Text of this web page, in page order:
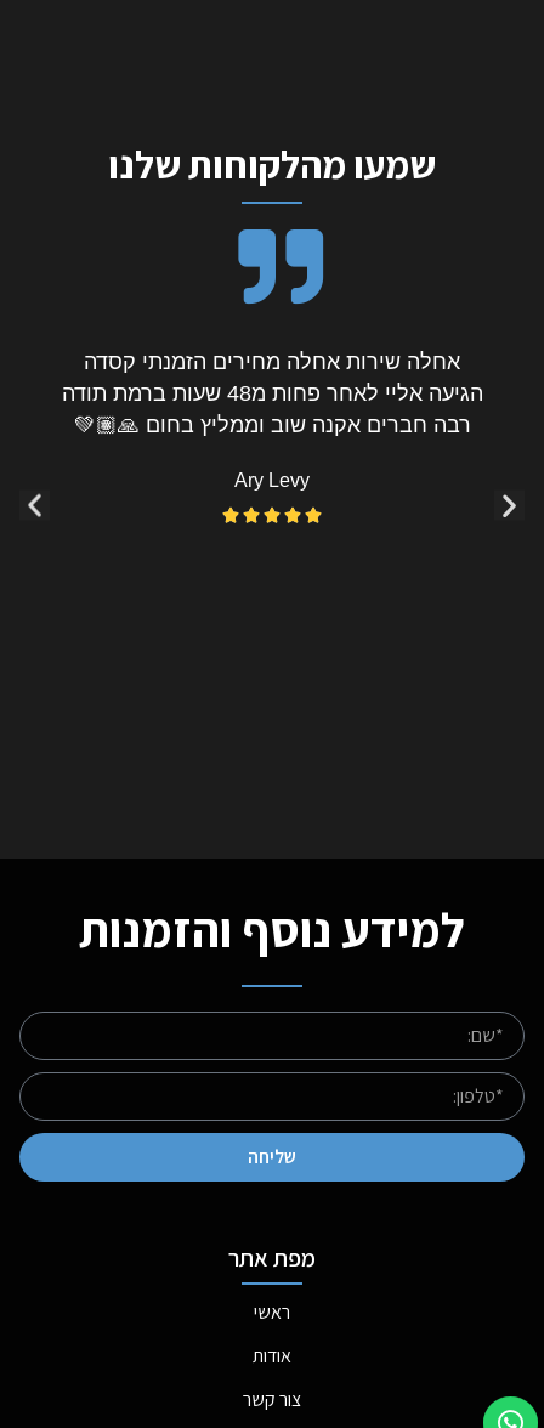
שמעו מהלקוחות שלנו
חוויית קניה מעולה שלחו אליי את המוצר עד
מקום העבודה תוך כמה שעות, שודרגתי למוצר
טוב יותר ללא תוספת תשלום וגם כששמעט
המון תודה מומלץ בחום 🙂
למידע נוסף והזמנות
שליחה
מפת אתר
ראשי
אודות
צור קשר